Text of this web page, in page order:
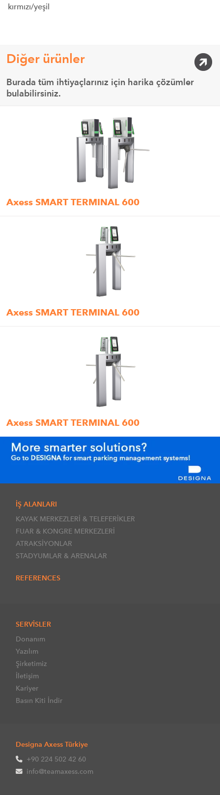
kırmızı/yeşil
Diğer ürünler
Burada tüm ihtiyaçlarınız için harika çözümler
bulabilirsiniz.
Axess SMART TERMINAL 600
Axess SMART TERMINAL 600
Axess SMART TERMINAL 600
İŞ ALANLARI
KAYAK MERKEZLERİ & TELEFERİKLER
FUAR & KONGRE MERKEZLERİ
ATRAKSİYONLAR
STADYUMLAR & ARENALAR
REFERENCES
SERVİSLER
Donanım
Yazılım
Şirketimiz
İletişim
Kariyer
Basın Kiti İndir
Designa Axess Türkiye
+90 224 502 42 60
info@teamaxess.com